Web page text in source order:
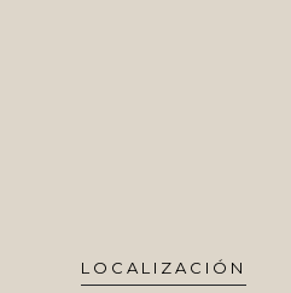
LOCALIZACIÓN